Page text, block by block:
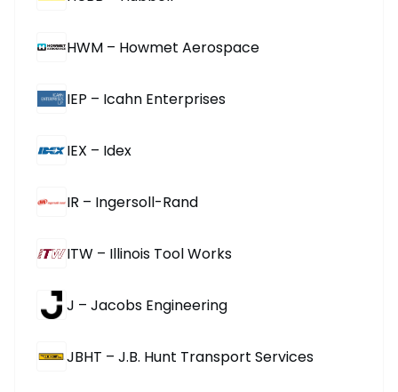
HWM – Howmet Aerospace
IEP – Icahn Enterprises
IEX – Idex
IR – Ingersoll-Rand
ITW – Illinois Tool Works
J – Jacobs Engineering
JBHT – J.B. Hunt Transport Services